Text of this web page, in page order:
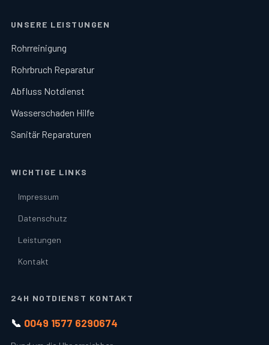
UNSERE LEISTUNGEN
Rohrreinigung
Rohrbruch Reparatur
Abfluss Notdienst
Wasserschaden Hilfe
Sanitär Reparaturen
WICHTIGE LINKS
Impressum
Datenschutz
Leistungen
Kontakt
24H NOTDIENST KONTAKT
📞 0049 1577 6290674